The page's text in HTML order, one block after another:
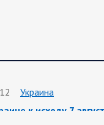
Украина
к исходу 7